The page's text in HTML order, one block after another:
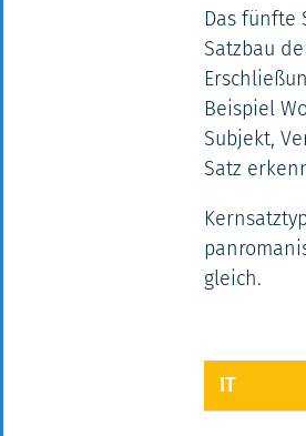
Das fünfte
Satzbau
Beispiel
Subjekt,
Satz
gleich.
IT